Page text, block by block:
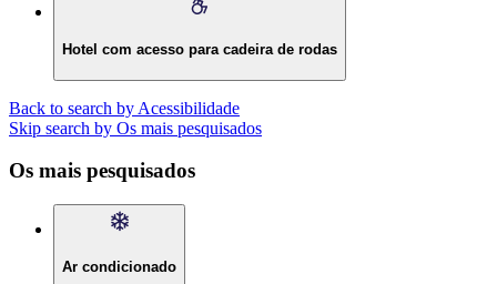
Hotel com acesso para cadeira de rodas
Back to search by Acessibilidade
Skip search by Os mais pesquisados
Os mais pesquisados
Ar condicionado